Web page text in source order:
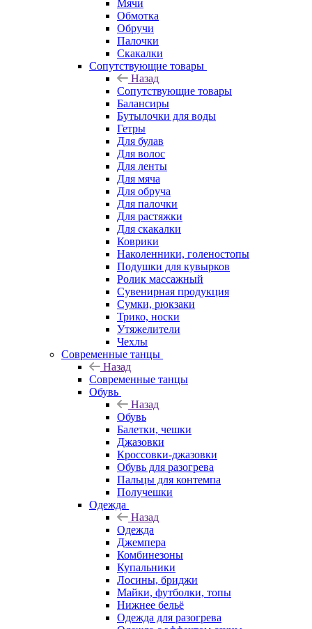
Мячи
Обмотка
Обручи
Палочки
Скакалки
Сопутствующие товары
Назад
Сопутствующие товары
Балансиры
Бутылочки для воды
Гетры
Для булав
Для волос
Для ленты
Для мяча
Для обруча
Для палочки
Для растяжки
Для скакалки
Коврики
Наколенники, голеностопы
Подушки для кувырков
Ролик массажный
Сувенирная продукция
Сумки, рюкзаки
Трико, носки
Утяжелители
Чехлы
Современные танцы
Назад
Современные танцы
Обувь
Назад
Обувь
Балетки, чешки
Джазовки
Кроссовки-джазовки
Обувь для разогрева
Пальцы для контемпа
Получешки
Одежда
Назад
Одежда
Джемпера
Комбинезоны
Купальники
Лосины, бриджи
Майки, футболки, топы
Нижнее бельё
Одежда для разогрева